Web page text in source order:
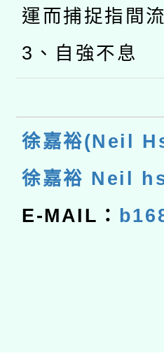
運而捕捉指間
3、自強不息
徐嘉裕(Neil
徐嘉裕 Neil
E-MAIL：